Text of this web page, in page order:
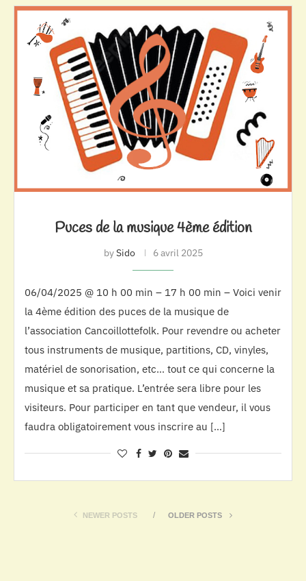
Puces de la musique 4ème édition
bySido 6 avril 2025
06/04/2025 @ 10 h 00 min – 17 h 00 min – Voici venir
la 4ème édition des puces de la musique de
l’association Cancoillottefolk. Pour revendre ou acheter
tous instruments de musique, partitions, CD, vinyles,
matériel de sonorisation, etc… tout ce qui concerne la
musique et sa pratique. L’entrée sera libre pour les
visiteurs. Pour participer en tant que vendeur, il vous
faudra obligatoirement vous inscrire au […]
NEWER POSTS OLDER POSTS